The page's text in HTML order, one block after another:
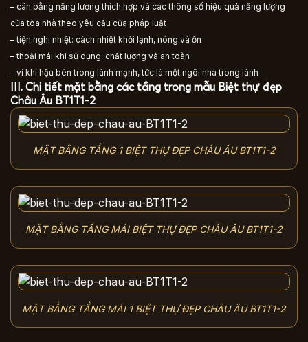
– cân bằng năng lượng thích hợp và các thông số hiệu quả năng lượng
của tòa nhà theo yêu cầu của pháp luật
– tiện nghi nhiệt: cách nhiệt khỏi lạnh, nóng và ồn
– thoải mái khi sử dụng, chất lượng và an toàn
– vi khí hậu bên trong lành mạnh, tức là một ngôi nhà trong lành
III. Chi tiết mặt bằng các tầng trong mẫu Biệt thự đẹp
Châu Âu BT1T1-2
MẶT BẰNG TẦNG 1 BIỆT THỰ ĐẸP CHÂU ÂU BT1T1-2
MẶT BẰNG TẦNG MÁI BIỆT THỰ ĐẸP CHÂU ÂU BT1T1-2
MẶT BẰNG TẦNG MÁI 1 BIỆT THỰ ĐẸP CHÂU ÂU BT1T1-2